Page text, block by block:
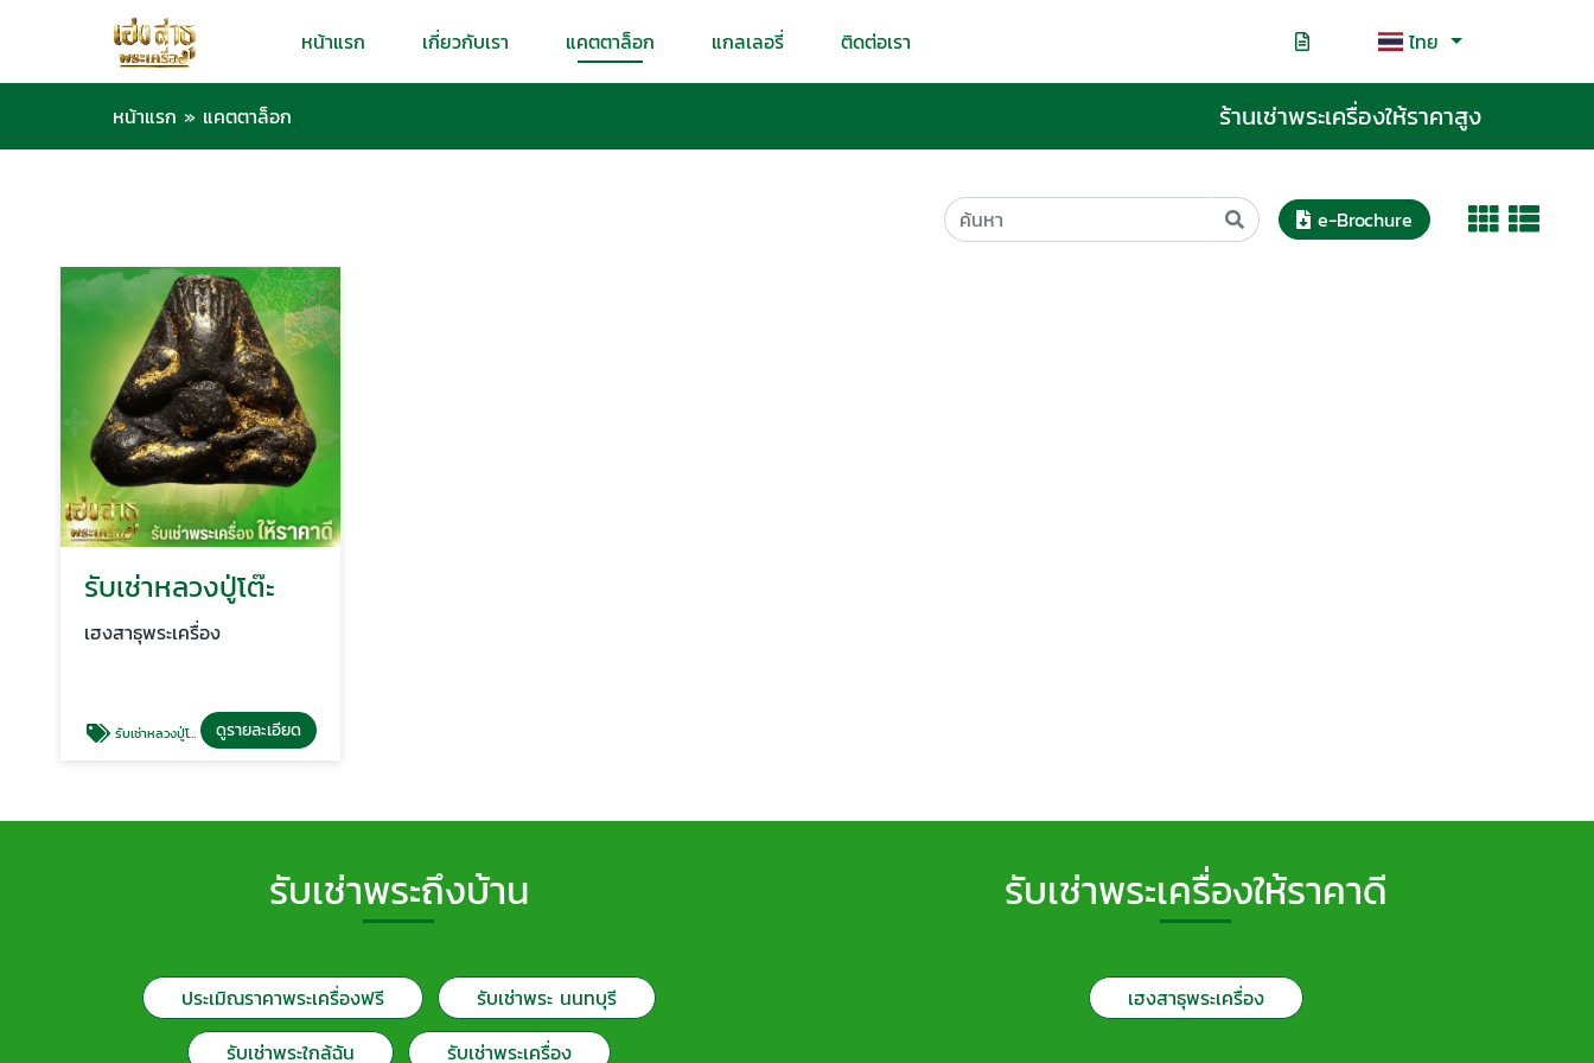
หน้าแรก เกี่ยวกับเรา แคตตาล็อก แกลเลอรี่ ติดต่อเรา ไทย
หน้าแรก » แคตตาล็อก ร้านเช่าพระเครื่องให้ราคาสูง
e-Brochure
รับเช่าหลวงปู่โต๊ะ
เฮงสาธุพระเครื่อง
รับเช่าหลวงปู่โต๊ะ ดูรายละเอียด
รับเช่าพระถึงบ้าน
ประเมิณราคาพระเครื่องฟรี
รับเช่าพระ นนทบุรี
รับเช่าพระใกล้ฉัน
รับเช่าพระเครื่อง
รับเช่าพระเครื่องให้ราคาดี
เฮงสาธุพระเครื่อง